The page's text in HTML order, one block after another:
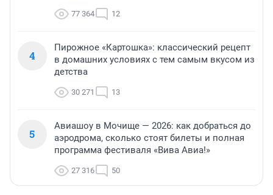
77 364 12
4
Пирожное «Картошка»: классический рецепт
в домашних условиях с тем самым вкусом из
детства
30 271 13
5
Авиашоу в Мочище — 2026: как добраться до
аэродрома, сколько стоят билеты и полная
программа фестиваля «Вива Авиа!»
27 316 50